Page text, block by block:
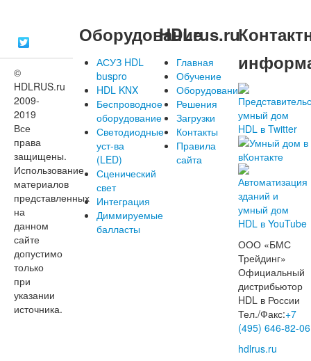
©
HDLRUS.ru
2009-
2019
Все
права
защищены.
Использование
материалов
представленных
на
данном
сайте
допустимо
только
при
указании
источника.
Оборудование
АСУЗ HDL
buspro
HDL KNX
Беспроводное
оборудование
Светодиодные
уст-ва
(LED)
Сценический
свет
Интеграция
Диммируемые
балласты
HDLrus.ru
Главная
Обучение
Оборудование
Решения
Загрузки
Контакты
Правила
сайта
ООО «БМС
Трейдинг»
Официальный
дистрибьютор
HDL в России
Тел./Факс:+7
(495) 646-82-06
hdlrus.ru